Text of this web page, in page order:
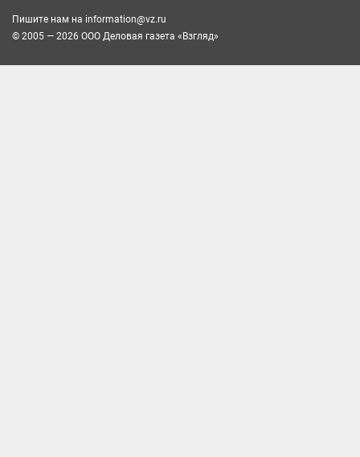
Пишите нам на information@vz.ru
© 2005 — 2026 ООО Деловая газета «Взгляд»